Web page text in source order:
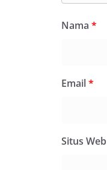
Nama *
Email*
Situs Web